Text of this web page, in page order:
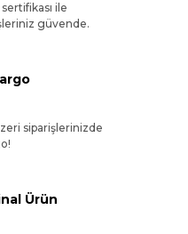
ile
güvende.
siparişlerinizde
Ürün